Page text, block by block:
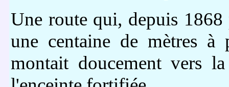
Une route qui, depuis
une centaine de mètres
montait doucement vers